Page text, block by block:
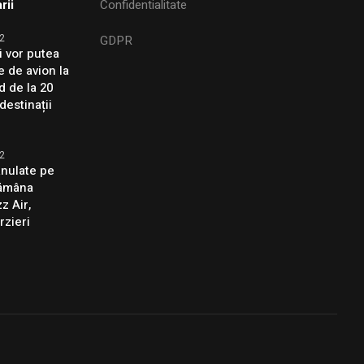
vor putea
de avion la
de la 20
pe
Air,
Confidentialitate
GDPR